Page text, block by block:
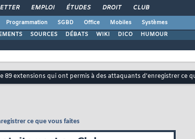
EMPLOI ÉTUDES DROIT CLUB
Programmation SGBD Office Mobiles
Systèmes
SOURCES DÉBATS WIKI DICO HUMOUR
89 extensions qui ont permis à des attaquants d'enregistrer ce
ce que vous faites